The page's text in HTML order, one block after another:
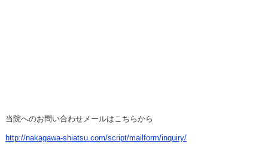
当院へのお問い合わせメールはこちらから
http://nakagawa-shiatsu.com/script/mailform/inquiry/